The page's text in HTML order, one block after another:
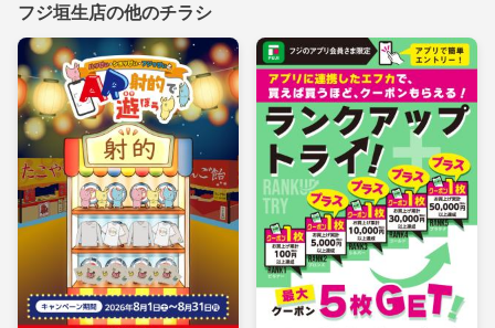
フジ垣生店の他のチラシ